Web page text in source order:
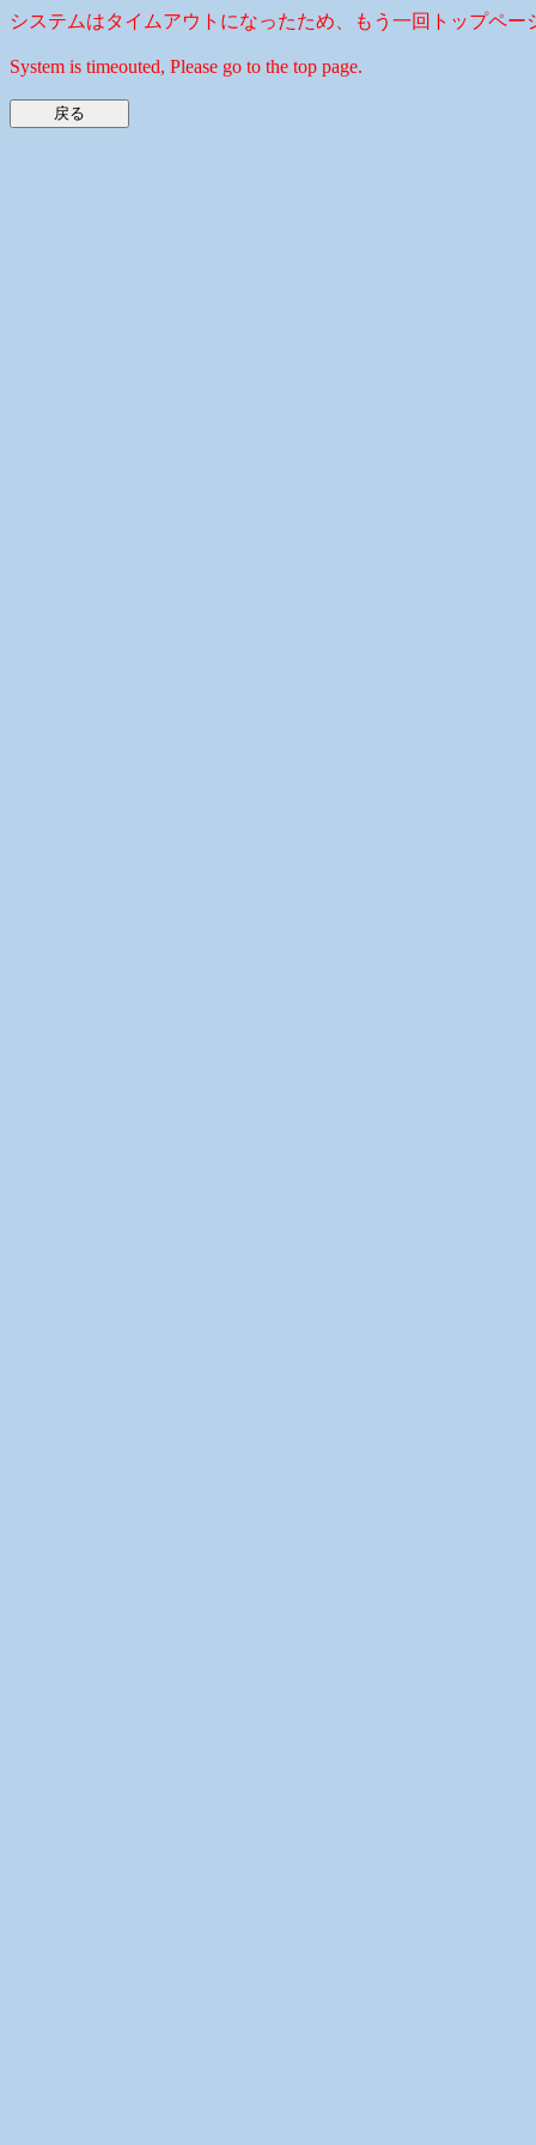
システムはタイムアウトになったため、もう一回トップペー
System is timeouted, Please go to the top page.